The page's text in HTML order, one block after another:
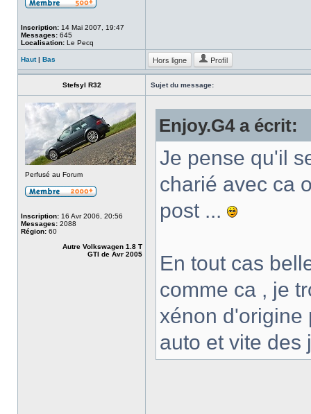
Inscription: 14 Mai 2007, 19:47
Messages: 645
Localisation: Le Pecq
Haut| Bas Hors ligne Profil
Stefsyl R32 Sujet du message:
Perfusé au Forum
Inscription: 16 Avr 2006, 20:56
Messages: 2088
Région: 60
Autre Volkswagen 1.8 T
GTI de Avr 2005
Enjoy.G4 a écrit:
Je pense qu'il
charié avec ca
post ...
En tout cas
comme ca , je
xénon d'origine
auto et vite des